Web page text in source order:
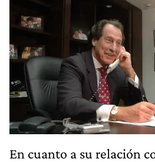
En cuanto a su relación